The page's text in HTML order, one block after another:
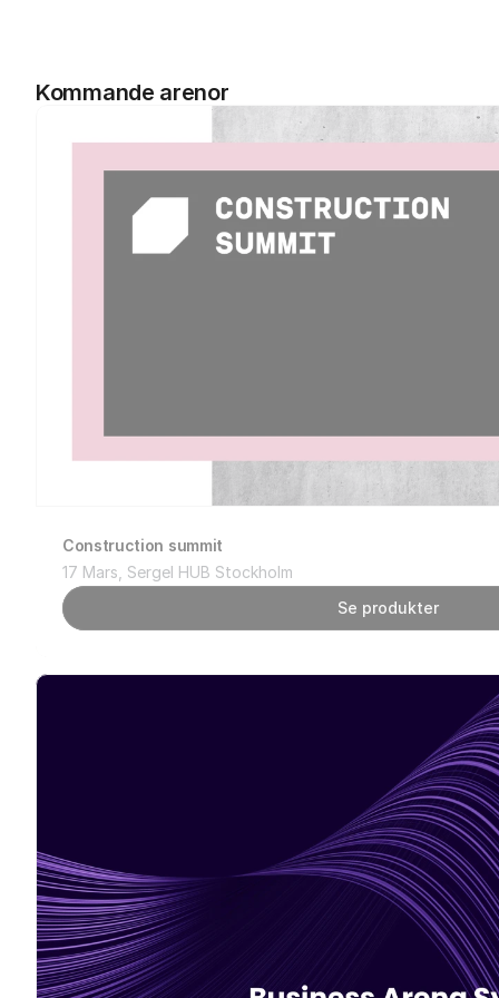
Kommande arenor
Construction summit
17 Mars, Sergel HUB Stockholm
Se produkter